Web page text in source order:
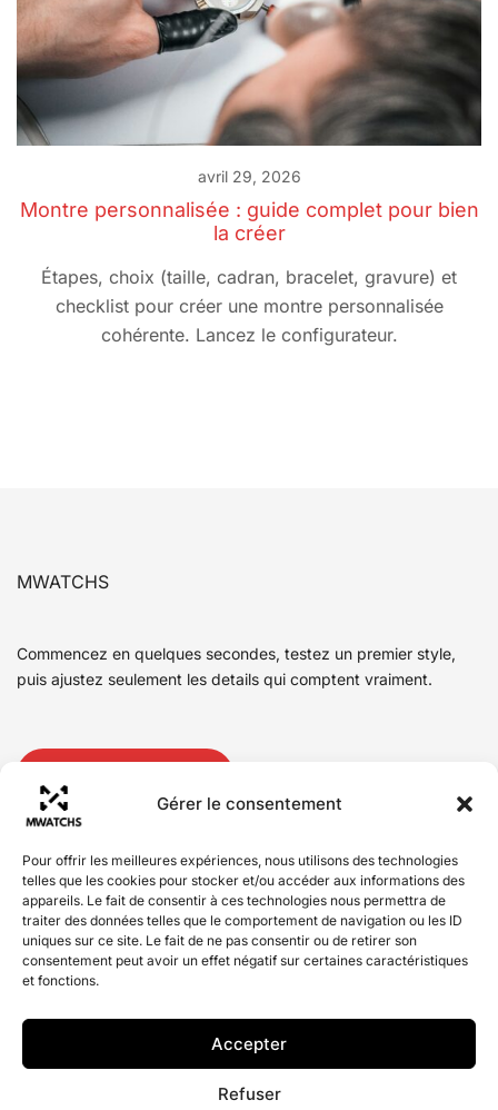
Gérer le consentement
Pour offrir les meilleures expériences, nous utilisons des technologies
telles que les cookies pour stocker et/ou accéder aux informations des
appareils. Le fait de consentir à ces technologies nous permettra de
traiter des données telles que le comportement de navigation ou les ID
uniques sur ce site. Le fait de ne pas consentir ou de retirer son
consentement peut avoir un effet négatif sur certaines caractéristiques
et fonctions.
Accepter
Refuser
avril 29, 2026
Montre personnalisée : guide complet pour bien
la créer
Étapes, choix (taille, cadran, bracelet, gravure) et
checklist pour créer une montre personnalisée
cohérente. Lancez le configurateur.
MWATCHS
Commencez en quelques secondes, testez un premier style,
puis ajustez seulement les details qui comptent vraiment.
Conditions générales de vente
Mentions légales
Politique de cookies (UE)
Nous contacter